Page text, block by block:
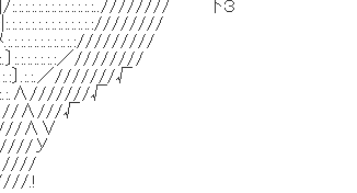
下３
／////////
.:.:.／///////√
√
∧///√
∧∨
У
.!